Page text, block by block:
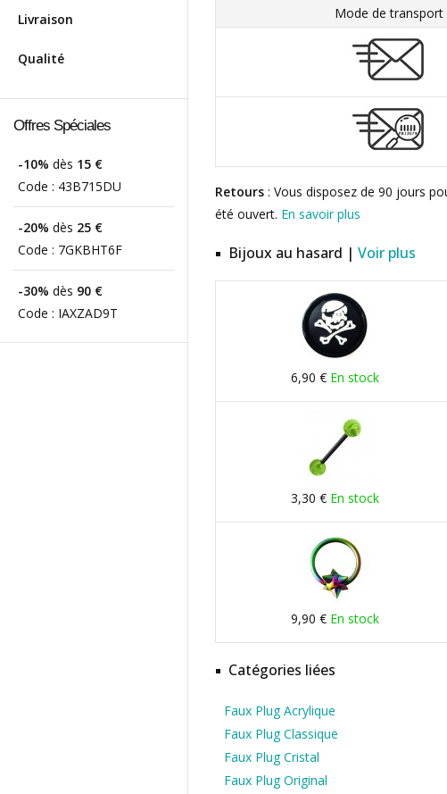
Livraison
Qualité
Offres Spéciales
-10% dès 15 €
Code : 43B715DU
-20% dès 25 €
Code : 7GKBHT6F
-30% dès 90 €
Code : IAXZAD9T
Mode de transport
Retours : Vous disposez de 90 jours
été ouvert. En savoir plus
Bijoux au hasard | Voir plus
6,90 € En stock
3,30 € En stock
9,90 € En stock
Catégories liées
Faux Plug Acrylique
Faux Plug Classique
Faux Plug Cristal
Faux Plug Original